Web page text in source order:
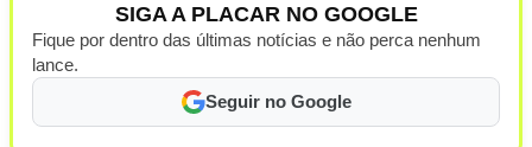
SIGA A PLACAR NO GOOGLE
Fique por dentro das últimas notícias e não perca nenhum
lance.
Seguir no Google